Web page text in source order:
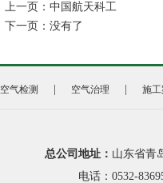
上一页： 中国航天科工
下一页： 没有了
空气检测 空气治理 施
总公司地址： 山东省青
电话：0532-